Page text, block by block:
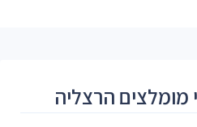
מומלצים הרצליה